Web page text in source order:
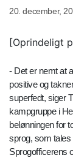
20. december,
[Oprindeligt
- Det er nemt at
positive og
superfedt, siger
kampgruppe i
belønningen for
sprog, som tales
Sprogofficerens